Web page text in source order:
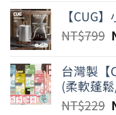
【CUG
NT$799
台灣製【
(柔軟蓬
NT$229